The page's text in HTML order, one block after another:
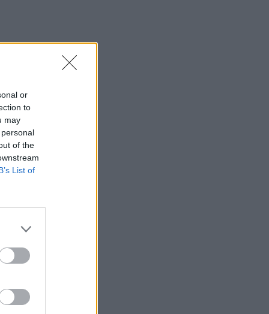
or
to
may
of the
List of